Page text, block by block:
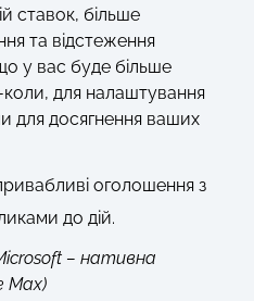
ставок, більше
та відстеження
у вас буде більше
для налаштування
для досягнення ваших
оголошення з
до дій.
– нативна
Max)